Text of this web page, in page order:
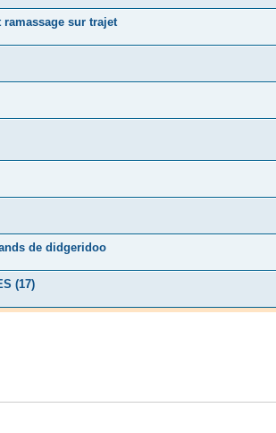
sur trajet
de didgeridoo
(17)